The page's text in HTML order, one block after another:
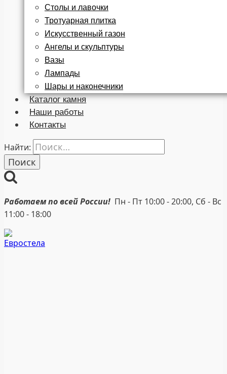
Столы и лавочки
Тротуарная плитка
Искусственный газон
Ангелы и скульптуры
Вазы
Лампады
Шары и наконечники
Каталог камня
Наши работы
Контакты
Найти:
Работаем по всей России! Пн - Пт 10:00 - 20:00, Сб - Вс
11:00 - 18:00